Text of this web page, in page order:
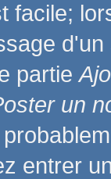
partie
un
entrer